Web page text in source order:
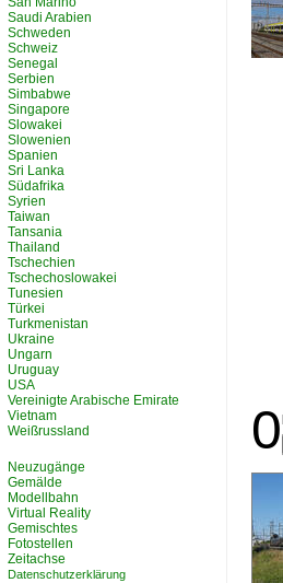
0
Saudi Arabien
Schweden
Schweiz
Senegal
Serbien
Simbabwe
Singapore
Slowakei
Slowenien
Spanien
Sri Lanka
Südafrika
Syrien
Taiwan
Tansania
Thailand
Tschechien
Tschechoslowakei
Tunesien
Türkei
Turkmenistan
Ukraine
Ungarn
Uruguay
USA
Vereinigte Arabische Emirate
Vietnam
Weißrussland
Neuzugänge
Gemälde
Modellbahn
Virtual Reality
Gemischtes
Fotostellen
Zeitachse
Datenschutzerklärung